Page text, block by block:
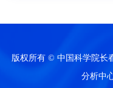
版权所有 © 中国科学院长
分析中